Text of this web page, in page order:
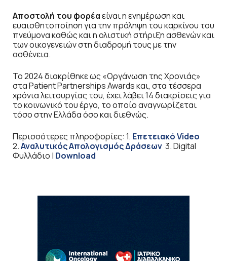
Αποστολή του φορέαείναι η ενημέρωση και
ευαισθητοποίηση για την πρόληψη του καρκίνου του
πνεύμονα καθώς και η ολιστική στήριξη ασθενών και
των οικογενειών στη διαδρομή τους με την
ασθένεια.
Το 2024 διακρίθηκε ως «Οργάνωση της Χρονιάς»
στα Patient Partnerships Awards και, στα τέσσερα
χρόνια λειτουργίας του, έχει λάβει 14 διακρίσεις για
το κοινωνικό του έργο, το οποίο αναγνωρίζεται
τόσο στην Ελλάδα όσο και διεθνώς.
Περισσότερες πληροφορίες: 1. ΕπετειακόVideo
2.Αναλυτικός Απολογισμός Δράσεων 3. Digital
Φυλλάδιο | Download